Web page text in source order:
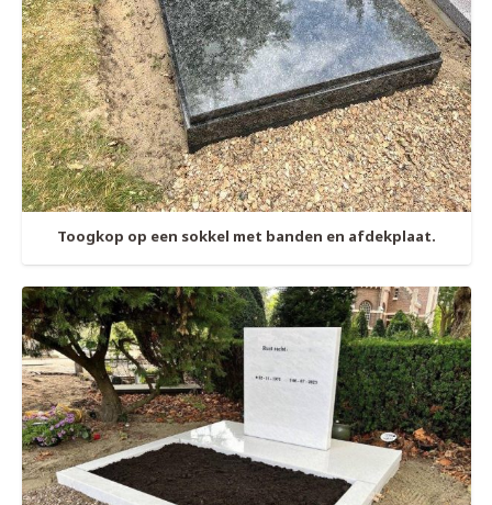
Toogkop op een sokkel met banden en afdekplaat.